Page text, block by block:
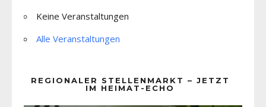
Keine Veranstaltungen
Alle Veranstaltungen
REGIONALER STELLENMARKT – JETZT
IM HEIMAT-ECHO